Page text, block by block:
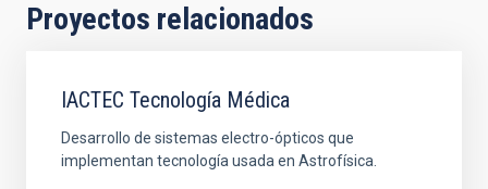
Proyectos relacionados
IACTEC Tecnología Médica
Desarrollo de sistemas electro-ópticos que
implementan tecnología usada en Astrofísica.